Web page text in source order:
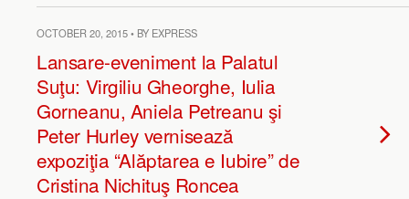
OCTOBER 20, 2015 • BY EXPRESS
Lansare-eveniment la Palatul
Suţu: Virgiliu Gheorghe, Iulia
Gorneanu, Aniela Petreanu şi
Peter Hurley vernisează
expoziţia “Alăptarea e Iubire” de
Cristina Nichituş Roncea